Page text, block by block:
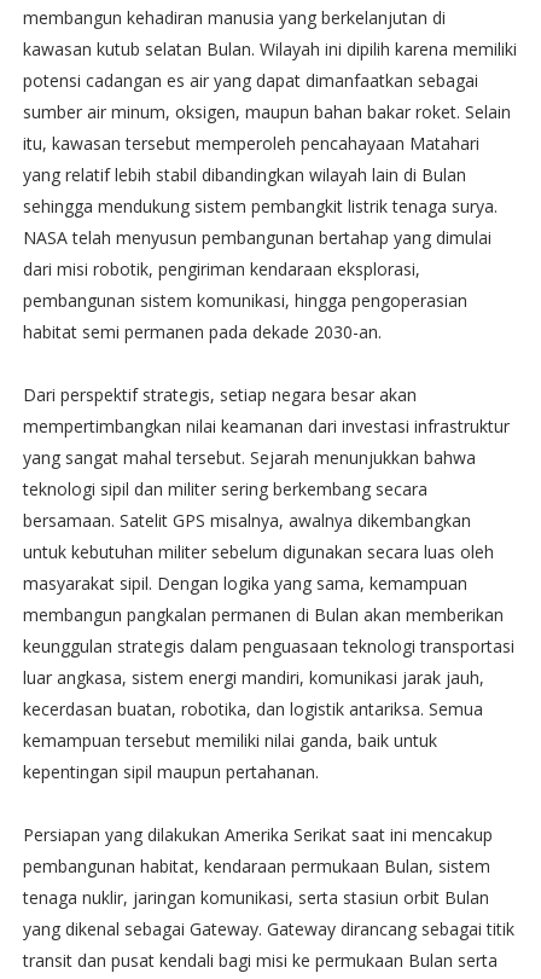
membangun kehadiran manusia yang berkelanjutan di
kawasan kutub selatan Bulan. Wilayah ini dipilih karena memiliki
potensi cadangan es air yang dapat dimanfaatkan sebagai
sumber air minum, oksigen, maupun bahan bakar roket. Selain
itu, kawasan tersebut memperoleh pencahayaan Matahari
yang relatif lebih stabil dibandingkan wilayah lain di Bulan
sehingga mendukung sistem pembangkit listrik tenaga surya.
NASA telah menyusun pembangunan bertahap yang dimulai
dari misi robotik, pengiriman kendaraan eksplorasi,
pembangunan sistem komunikasi, hingga pengoperasian
habitat semi permanen pada dekade 2030-an.
Dari perspektif strategis, setiap negara besar akan
mempertimbangkan nilai keamanan dari investasi infrastruktur
yang sangat mahal tersebut. Sejarah menunjukkan bahwa
teknologi sipil dan militer sering berkembang secara
bersamaan. Satelit GPS misalnya, awalnya dikembangkan
untuk kebutuhan militer sebelum digunakan secara luas oleh
masyarakat sipil. Dengan logika yang sama, kemampuan
membangun pangkalan permanen di Bulan akan memberikan
keunggulan strategis dalam penguasaan teknologi transportasi
luar angkasa, sistem energi mandiri, komunikasi jarak jauh,
kecerdasan buatan, robotika, dan logistik antariksa. Semua
kemampuan tersebut memiliki nilai ganda, baik untuk
kepentingan sipil maupun pertahanan.
Persiapan yang dilakukan Amerika Serikat saat ini mencakup
pembangunan habitat, kendaraan permukaan Bulan, sistem
tenaga nuklir, jaringan komunikasi, serta stasiun orbit Bulan
yang dikenal sebagai Gateway. Gateway dirancang sebagai titik
transit dan pusat kendali bagi misi ke permukaan Bulan serta